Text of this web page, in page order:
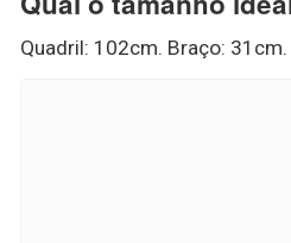
Quadril: 102cm. Braço: